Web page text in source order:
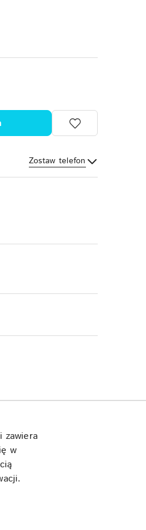
Zostaw telefon
Wyślij
zawiera
w